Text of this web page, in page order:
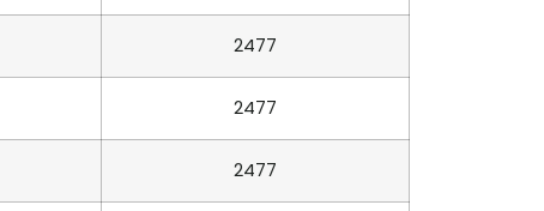
2477
2477
2477